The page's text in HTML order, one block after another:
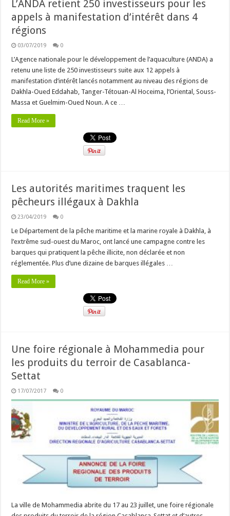
L’ANDA retient 250 investisseurs pour les
appels à manifestation d’intérêt dans 4
régions
03/07/2019 0
L’Agence nationale pour le développement de l’aquaculture (ANDA) a
retenu une liste de 250 investisseurs suite aux 12 appels à
manifestation d’intérêt lancés notamment au niveau des régions de
Dakhla-Oued Eddahab, Tanger-Tétouan-Al Hoceima, l’Oriental, Souss-
Massa et Guelmim-Oued Noun. A ce …
Read More »
Les autorités maritimes traquent les
pêcheurs illégaux à Dakhla
23/04/2019 0
Le Département de la pêche maritime et la marine royale à Dakhla, à
l’extrême sud-ouest du Maroc, ont lancé une campagne contre les
barques qui pratiquent la pêche illicite, non déclarée et non
réglementée. Plus d’une dizaine de barques illégales …
Read More »
Une foire régionale à Mohammedia pour
les produits du terroir de Casablanca-
Settat
17/07/2017 0
La ville de Mohammedia abrite du 17 au 23 juillet, une foire régionale